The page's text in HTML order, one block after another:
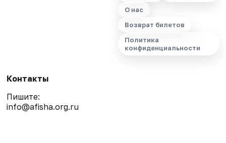
О нас
Возврат билетов
Политика
конфиденциальности
Контакты
Пишите:
info@afisha.org.ru